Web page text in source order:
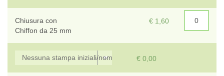
Chiusura con
Chiffon da 25 mm
€ 1,60
€ 0,00